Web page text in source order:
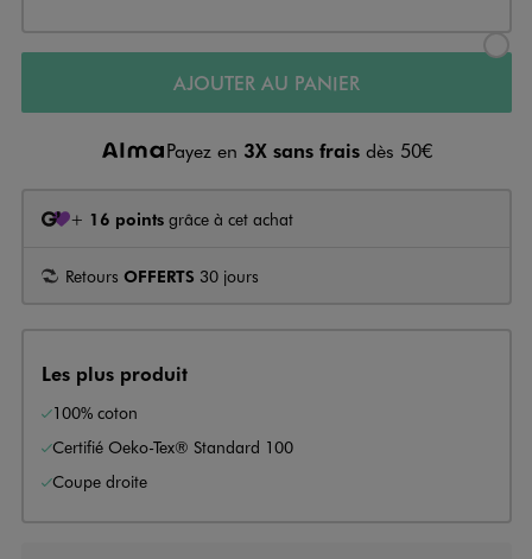
AJOUTER AU PANIER
Payez en 3X sans frais dès 50€
+ 16 points grâce à cet achat
Retours OFFERTS 30 jours
Les plus produit
100% coton
Certifié Oeko-Tex® Standard 100
Coupe droite